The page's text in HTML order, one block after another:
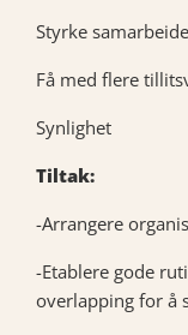
Styrke
Få med flere
Synlighet
Tiltak:
-Arrangere
-Etablere gode
overlapping for å